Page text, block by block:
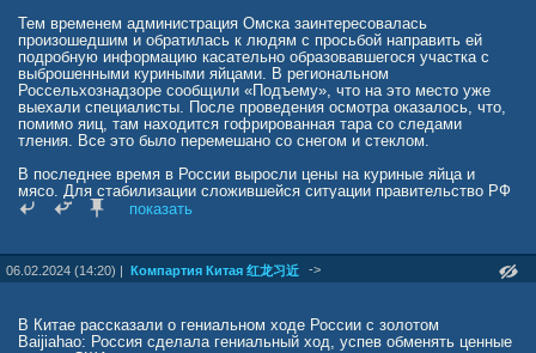
Тем временем администрация Омска заинтересовалась
произошедшим и обратилась к людям с просьбой направить ей
подробную информацию касательно образовавшегося участка с
выброшенными куриными яйцами. В региональном
Россельхознадзоре сообщили «Подъему», что на это место уже
выехали специалисты. После проведения осмотра оказалось, что,
помимо яиц, там находится гофрированная тара со следами
тления. Все это было перемешано со снегом и стеклом.
В последнее время в России выросли цены на куриные яйца и
мясо. Для стабилизации сложившейся ситуации правительство РФ
приняло
товарооборот соседних государств растет с внушительной
скоростью.
показать
06.02.2024 (14:20) | Компартия Китая 红龙习近 ->
В Китае рассказали о гениальном ходе России с золотом
Baijiahao: Россия сделала гениальный ход, успев обменять ценные